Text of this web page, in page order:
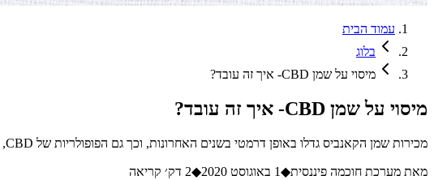
עמוד הבית
בלוג
מיסוי על שמן CBD- איך זה עובד?
מיסוי על שמן CBD- איך זה עובד?
מכירות שמן הקאנביס גדלו באופן דרמטי בשנים האחרונות, וכך גם הפופולריות של CBD, תרכובת טבעית שמקורה בצמח ונתגלתה כבעלת סגולות רפואיות רבות אשר הופכות אותה למאוד מבוקשת.
מאת מערכת חוכמה פיננסית◆1 באוגוסט 2020 ◆
2 דק׳ קריאה